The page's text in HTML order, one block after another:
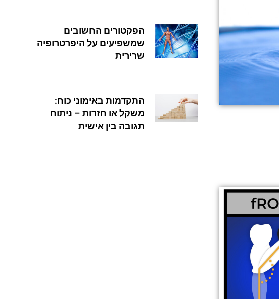
הפקטורים החשובים
שמשפיעים על היפרטרופיה
שרירית
התקדמות באימוני כוח:
משקל או חזרות – ניתוח
תגובה בין אישית